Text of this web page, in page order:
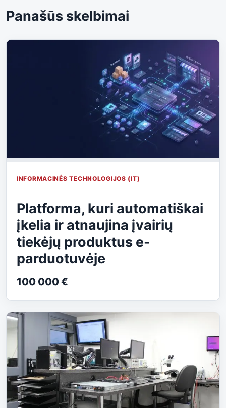
Panašūs skelbimai
INFORMACINĖS TECHNOLOGIJOS (IT)
Platforma, kuri automatiškai
įkelia ir atnaujina įvairių
tiekėjų produktus e-
parduotuvėje
100 000 €